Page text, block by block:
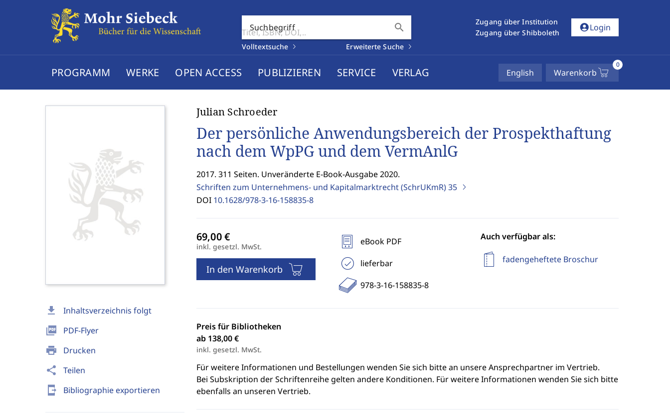
Suchbegriff search
Volltextsuche Erweiterte Suche
Zugang über Institution
Zugang über Shibboleth
account_circleLogin
PROGRAMM WERKE OPEN ACCESS PUBLIZIEREN SERVICE VERLAG English Warenkorb
0
download Inhaltsverzeichnis folgt
picture_as_pdf PDF-Flyer
print Drucken
share Teilen
send_to_mobile Bibliographie exportieren
Julian Schroeder
Der persönliche Anwendungsbereich der Prospekthaftung
nach dem WpPG und dem VermAnlG
2017. 311 Seiten. Unveränderte E-Book-Ausgabe 2020.
Schriften zum Unternehmens- und Kapitalmarktrecht (SchrUKmR)35
DOI 10.1628/978-3-16-158835-8
inkl. gesetzl. MwSt.
In den Warenkorb
eBook PDF
lieferbar
978-3-16-158835-8
Auch verfügbar als:
fadengeheftete Broschur
Preis für Bibliotheken
ab 138,00 €
inkl. gesetzl. MwSt.
Für weitere Informationen und Bestellungen wenden Sie sich bitte an unsere Ansprechpartner im Vertrieb.
Bei Subskription der Schriftenreihe gelten andere Konditionen. Für weitere Informationen wenden Sie sich bitte
ebenfalls an unseren Vertrieb.